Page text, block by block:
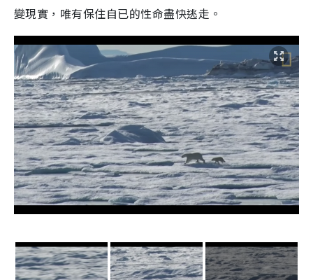
變現實，唯有保住自已的性命盡快逃走。